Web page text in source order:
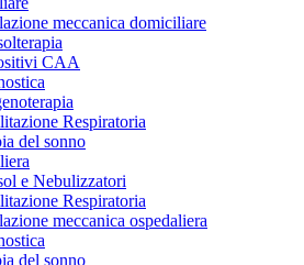
meccanica domiciliare
CAA
Respiratoria
del sonno
e Nebulizzatori
Respiratoria
meccanica ospedaliera
del sonno